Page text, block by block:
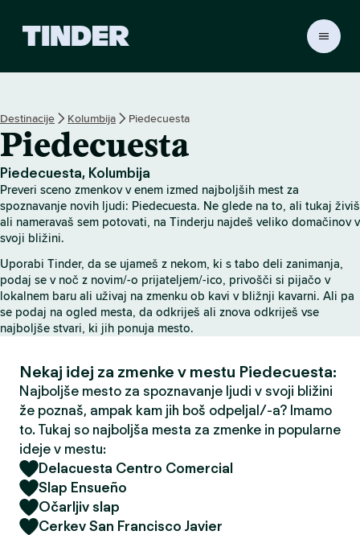
r
:
D
o
m
o
v
Destinacije Kolumbija Piedecuesta
Piedecuesta
Piedecuesta, Kolumbija
Preveri sceno zmenkov v enem izmed najboljših mest za
spoznavanje novih ljudi: Piedecuesta. Ne glede na to, ali tukaj živiš
ali nameravaš sem potovati, na Tinderju najdeš veliko domačinov v
svoji bližini.
Uporabi Tinder, da se ujameš z nekom, ki s tabo deli zanimanja,
podaj se v noč z novim/-o prijateljem/-ico, privošči si pijačo v
lokalnem baru ali uživaj na zmenku ob kavi v bližnji kavarni. Ali pa
se podaj na ogled mesta, da odkriješ ali znova odkriješ vse
najboljše stvari, ki jih ponuja mesto.
Nekaj idej za zmenke v mestu Piedecuesta:
Najboljše mesto za spoznavanje ljudi v svoji bližini
že poznaš, ampak kam jih boš odpeljal/-a? Imamo
to. Tukaj so najboljša mesta za zmenke in popularne
ideje v mestu:
Delacuesta Centro Comercial
Slap Ensueño
Očarljiv slap
Cerkev San Francisco Javier